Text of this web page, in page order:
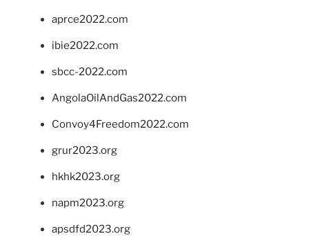
aprce2022.com
ibie2022.com
sbcc-2022.com
AngolaOilAndGas2022.com
Convoy4Freedom2022.com
grur2023.org
hkhk2023.org
napm2023.org
apsdfd2023.org